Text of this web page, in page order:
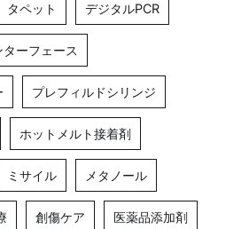
タペット デジタルPCR
ーフェース
プレフィルドシリンジ
ホットメルト接着剤
ミサイル メタノール
創傷ケア 医薬品添加剤